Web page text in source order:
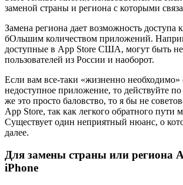
заменой страны и региона с которыми
Замена региона дает возможность доступа
бОльшим количеством приложений.
доступные в App Store США, могут быть
пользователей из России и наоборот.
Если вам все-таки «жизненно необходимо»
недоступное приложение, то действуйте
же это просто баловство, то я бы не
App Store, так как легкого обратного пути
Существует один неприятный нюанс, о
далее.
Для замены страны или региона
iPhone